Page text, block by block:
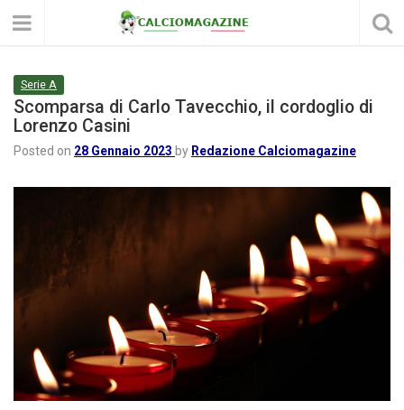
Serie A
Scomparsa di Carlo Tavecchio, il cordoglio di
Lorenzo Casini
Posted on 28 Gennaio 2023 by Redazione Calciomagazine